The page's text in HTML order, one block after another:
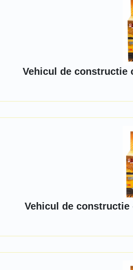
Vehicul de constructie
Vehicul de constructie